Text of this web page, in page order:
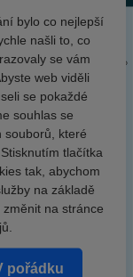
bylo co nejlepší
našli to, co
se vám
web viděli
se pokaždé
souhlas se
souborů, které
tlačítka
tak, abychom
na základě
na stránce
pořádku